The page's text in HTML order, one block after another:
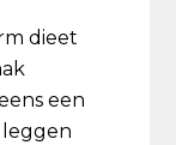
dieet
een